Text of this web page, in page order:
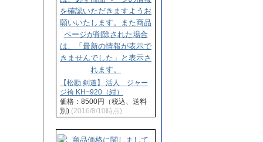
【松勘 剣道】 活人 ジャー
ジ袴 KH−920（紺）
価格：8500円（税込、送料
別) (2016/8/10時点)